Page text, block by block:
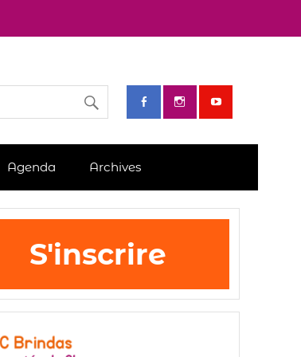
Agenda Archives
S'inscrire